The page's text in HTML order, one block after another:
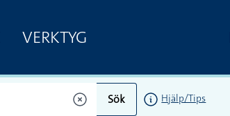
VERKTYG
Sök Hjälp/Tips